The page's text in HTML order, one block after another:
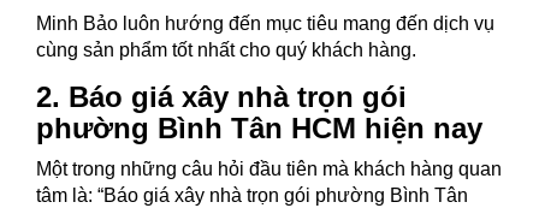
Minh Bảo luôn hướng đến mục tiêu mang đến dịch vụ
cùng sản phẩm tốt nhất cho quý khách hàng.
2. Báo giá xây nhà trọn gói
phường Bình Tân HCM hiện nay
Một trong những câu hỏi đầu tiên mà khách hàng quan
tâm là: “Báo giá xây nhà trọn gói phường Bình Tân